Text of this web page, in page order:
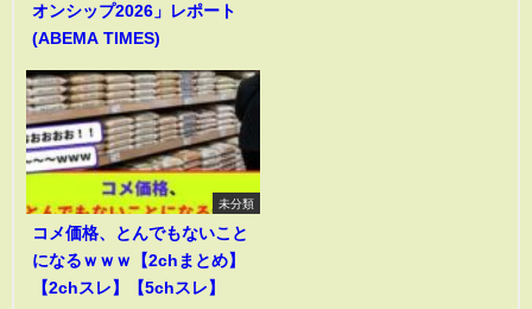
オンシップ2026」レポート
(ABEMA TIMES)
未分類
コメ価格、とんでもないこと
になるｗｗｗ【2chまとめ】
【2chスレ】【5chスレ】